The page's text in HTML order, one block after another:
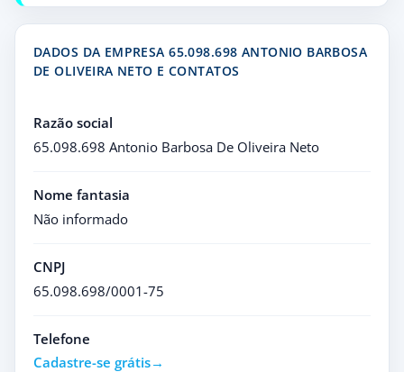
DADOS DA EMPRESA 65.098.698 ANTONIO BARBOSA
DE OLIVEIRA NETO E CONTATOS
Razão social
65.098.698 Antonio Barbosa De Oliveira Neto
Nome fantasia
Não informado
CNPJ
65.098.698/0001-75
Telefone
Cadastre-se grátis